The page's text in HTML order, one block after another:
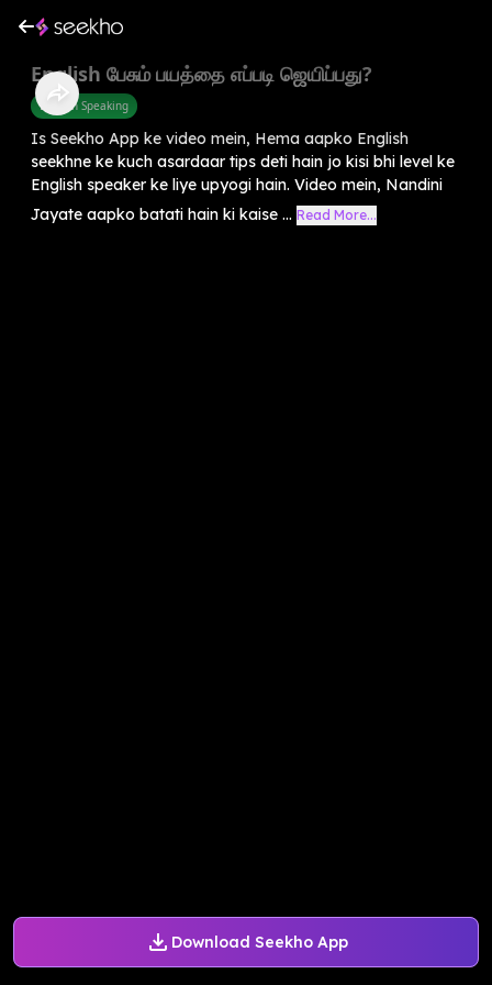
Download Seekho App
English பேசும் பயத்தை எப்படி ஜெயிப்பது?
English Speaking
Is Seekho App ke video mein, Hema aapko English
seekhne ke kuch asardaar tips deti hain jo kisi bhi level ke
English speaker ke liye upyogi hain. Video mein, Nandini
Jayate aapko batati hain ki kaise ... Read More...